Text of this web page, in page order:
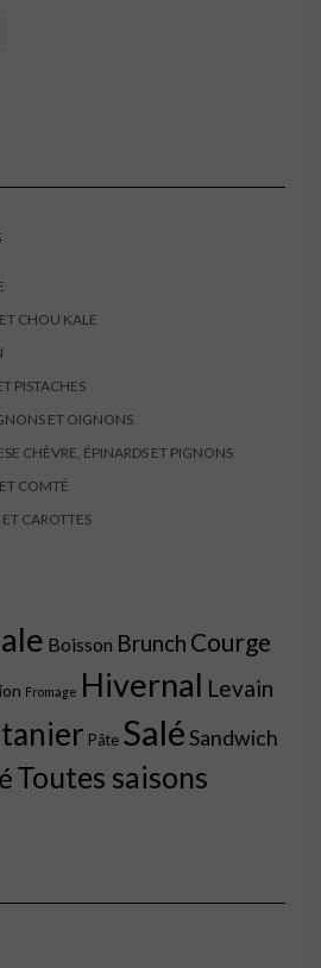
CHOU KALE
PISTACHES
ET OIGNONS
CHÈVRE, ÉPINARDS ET PIGNONS
COMTÉ
CAROTTES
Boisson Brunch Courge
Fromage Hivernal Levain
Pâte SaléSandwich
Toutes saisons